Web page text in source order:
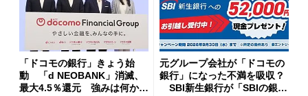
「ドコモの銀行」きょう始
動 「d NEOBANK」消滅、
最大4.5％還元 強みは何か解
元グループ会社が「ドコモの
銀行」になった不満を吸収？
SBI新生銀行が「SBIの銀